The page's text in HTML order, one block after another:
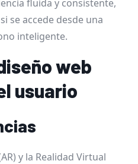
fluida y consistente,
se accede desde una
inteligente.
web
usuario
y la Realidad Virtual